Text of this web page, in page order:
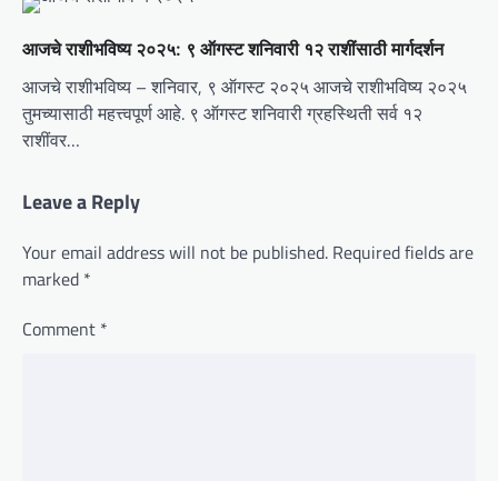
आजचे राशीभविष्य २०२५: ९ ऑगस्ट शनिवारी १२ राशींसाठी मार्गदर्शन
आजचे राशीभविष्य – शनिवार, ९ ऑगस्ट २०२५ आजचे राशीभविष्य २०२५
तुमच्यासाठी महत्त्वपूर्ण आहे. ९ ऑगस्ट शनिवारी ग्रहस्थिती सर्व १२
राशींवर…
Leave a Reply
Your email address will not be published. Required fields are
marked *
Comment *